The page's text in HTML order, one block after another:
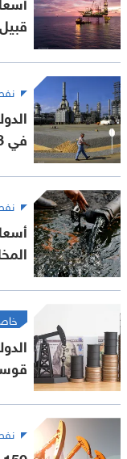
في 3 أسابيع